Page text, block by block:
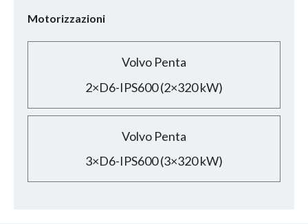
Motorizzazioni
Volvo Penta
2×D6-IPS600 (2×320 kW)
Volvo Penta
3×D6-IPS600 (3×320 kW)